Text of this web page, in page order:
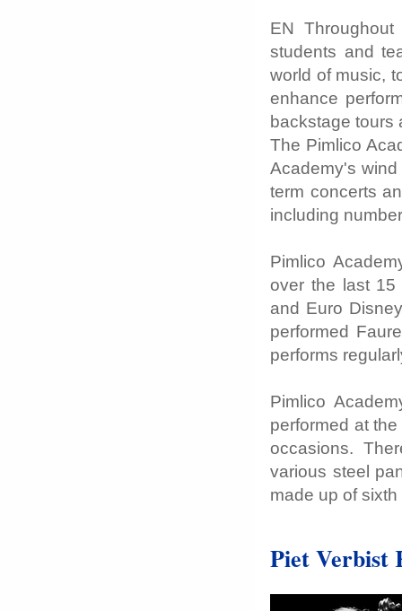
EN
students and
world of music,
enhance
backstage tours
The Pimlico
Academy's
term concerts
including
Pimlico
over the last 15
and Euro
performed
performs
Pimlico
performed at
occasions.
various steel
made up of
Piet Verbist